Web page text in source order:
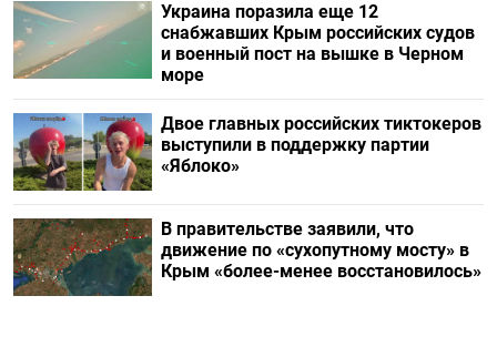
Украина поразила еще 12
снабжавших Крым российских судов
и военный пост на вышке в Черном
море
Двое главных российских тиктокеров
выступили в поддержку партии
«Яблоко»
В правительстве заявили, что
движение по «сухопутному мосту» в
Крым «более-менее восстановилось»